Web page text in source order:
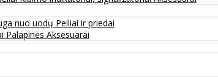
nuo uodų Peiliai ir priedai
Palapinės Aksesuarai